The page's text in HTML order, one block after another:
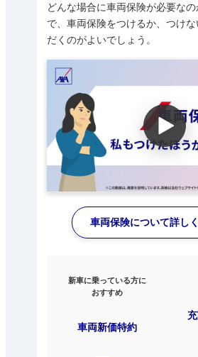
どんな場合に車両保険が必要な
で、 車両保険をつけるか、つけ
だくのがよいでしょう。
車両保険について詳し
新車に乗っている方に
おすすめ
車両新価特約